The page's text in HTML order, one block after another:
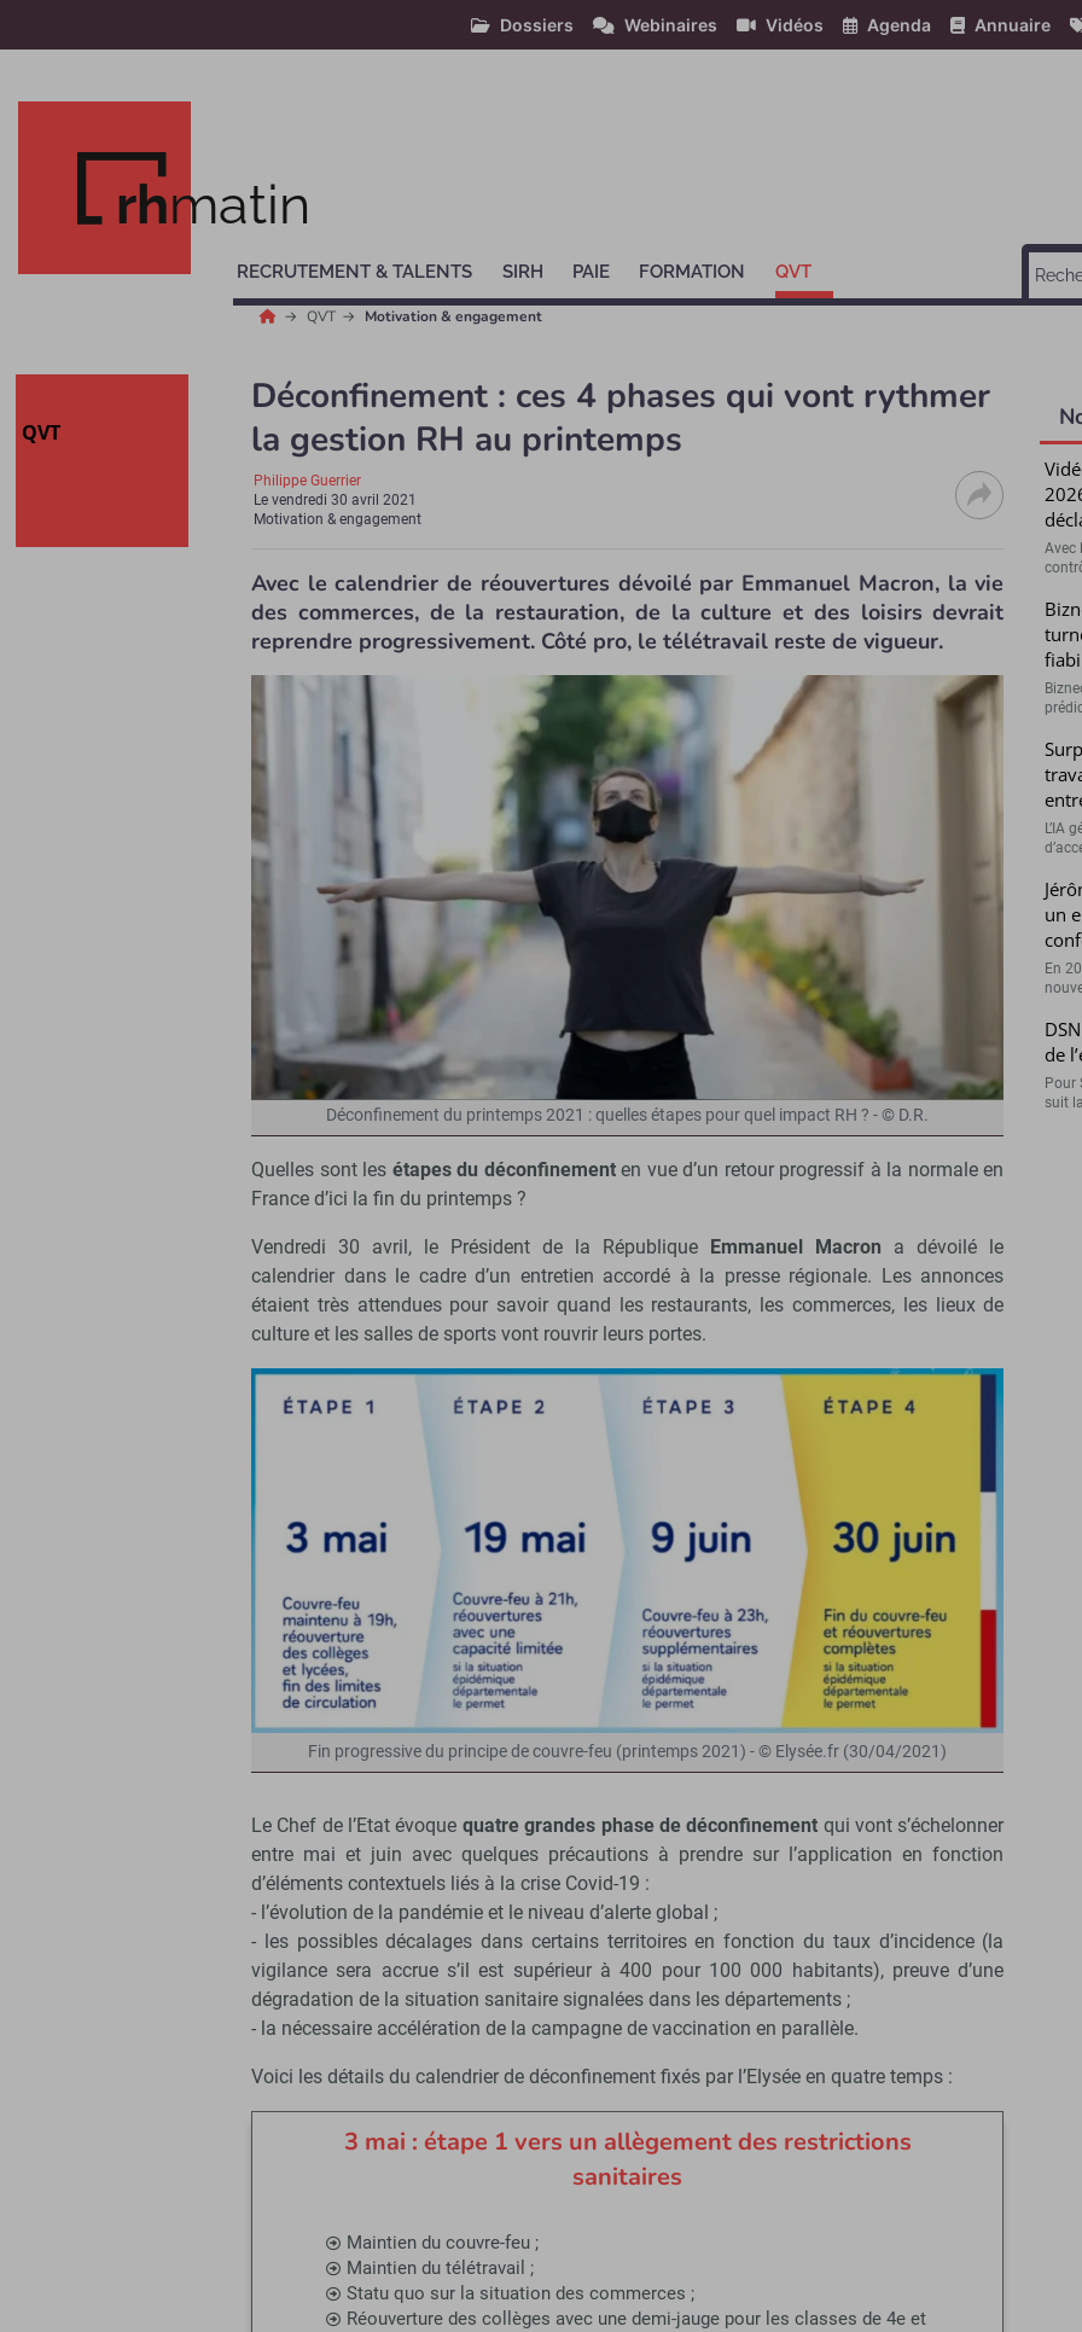
Dossiers Webinaires Vidéos Agenda Annuaire
rhmatin
RECRUTEMENT & TALENTS SIRH PAIE FORMATION QVT
QVT Motivation & engagement
QVT
Déconfinement : ces 4 phases qui vont rythmer
la gestion RH au printemps
Philippe Guerrier
Levendredi 30 avril 2021
Motivation & engagement
Avec le calendrier de réouvertures dévoilé par Emmanuel Macron, la vie
des commerces, de la restauration, de la culture et des loisirs devrait
reprendre progressivement. Côté pro, le télétravail reste de vigueur.
Déconfinement du printemps 2021 : quelles étapes pour quel impact RH ? - © D.R.
Quelles sont les étapes du déconfinementen vue d’un retour progressif à la normale en
France d’ici la fin du printemps ?
Vendredi 30 avril, le Président de la République Emmanuel Macron a dévoilé le
calendrier dans le cadre d’un entretien accordé à la presse régionale. Les annonces
étaient très attendues pour savoir quand les restaurants, les commerces, les lieux de
culture et les salles de sports vont rouvrir leurs portes.
Fin progressive du principe de couvre-feu (printemps 2021) - © Elysée.fr (30/04/2021)
Le Chef de l’Etat évoque quatre grandes phase de déconfinement qui vont s’échelonner
entre mai et juin avec quelques précautions à prendre sur l’application en fonction
d’éléments contextuels liés à la crise Covid-19 :
- l’évolution de la pandémie et le niveau d’alerte global ;
- les possibles décalages dans certains territoires en fonction du taux d’incidence (la
vigilance sera accrue s’il est supérieur à 400 pour 100 000 habitants), preuve d’une
dégradation de la situation sanitaire signalées dans les départements ;
- la nécessaire accélération de la campagne de vaccination en parallèle.
Voici les détails du calendrier de déconfinement fixés par l’Elysée en quatre temps :
3 mai : étape 1 vers un allègement des restrictions
sanitaires
Maintien du couvre-feu ;
Maintien du télétravail ;
Statu quo sur la situation des commerces ;
Réouverture des collèges avec une demi-jauge pour les classes de 4e et
Avec
L’IA
un
En
de
Pour
suit